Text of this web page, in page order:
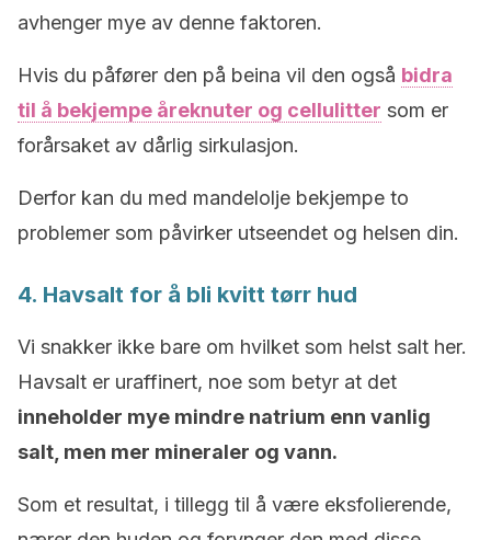
avhenger mye av denne faktoren.
Hvis du påfører den på beina vil den også bidra
til å bekjempe åreknuter og cellulitter som er
forårsaket av dårlig sirkulasjon.
Derfor kan du med mandelolje bekjempe to
problemer som påvirker utseendet og helsen din.
4. Havsalt for å bli kvitt tørr hud
Vi snakker ikke bare om hvilket som helst salt her.
Havsalt er uraffinert, noe som betyr at det
inneholder mye mindre natrium enn vanlig
salt, men mer mineraler og vann.
Som et resultat, i tillegg til å være eksfolierende,